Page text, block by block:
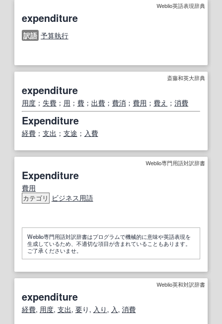
Weblio英語表現辞典
expenditure
訳語 予算執行
斎藤和英大辞典
expenditure
用度 ； 失費 ； 用 ； 費 ； 出費 ； 費消 ； 費用 ； 費え ； 消費
Expenditure
経費 ； 支出 ； 支途 ； 入費
Weblio専門用語対訳辞書
Expenditure
費用
カテゴリ ビジネス用語
Weblio専門用語対訳辞書はプログラムで機械的に意味や英語表現を
生成しているため、不適切な項目が含まれていることもあります。
ご了承くださいませ。
Weblio英和対訳辞書
expenditure
経費, 用度, 支出, 要り, 入り , 入, 消費